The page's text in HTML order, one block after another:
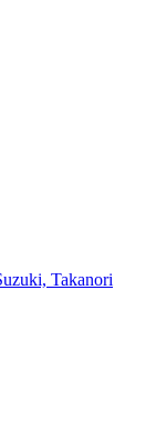
Takanori